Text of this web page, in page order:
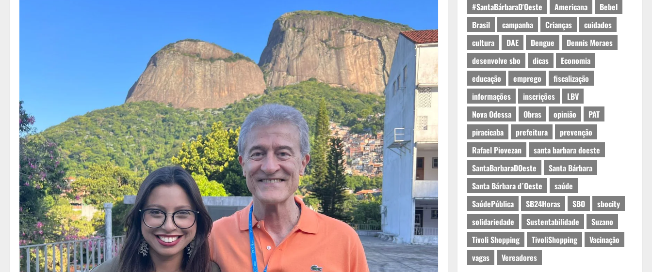
#SantaBárbaraD'Oeste Americana
Bebel
Brasil
campanha Crianças
cuidados
cultura
DAE Dengue
Dennis Moraes
desenvolve sbo
dicas
Economia
educação
emprego
fiscalização
informações
inscrições
LBV
Nova Odessa
Obras opinião
PAT
piracicaba
prefeitura
prevenção
Rafael Piovezan
santa barbara doeste
SantaBarbaraDOeste
Santa Bárbara
Santa Bárbara d´Oeste
saúde
SaúdePública
SB24Horas SBO
sbocity
solidariedade
Sustentabilidade
Suzano
Tivoli Shopping
TivoliShopping
Vacinação
vagas
Vereadores